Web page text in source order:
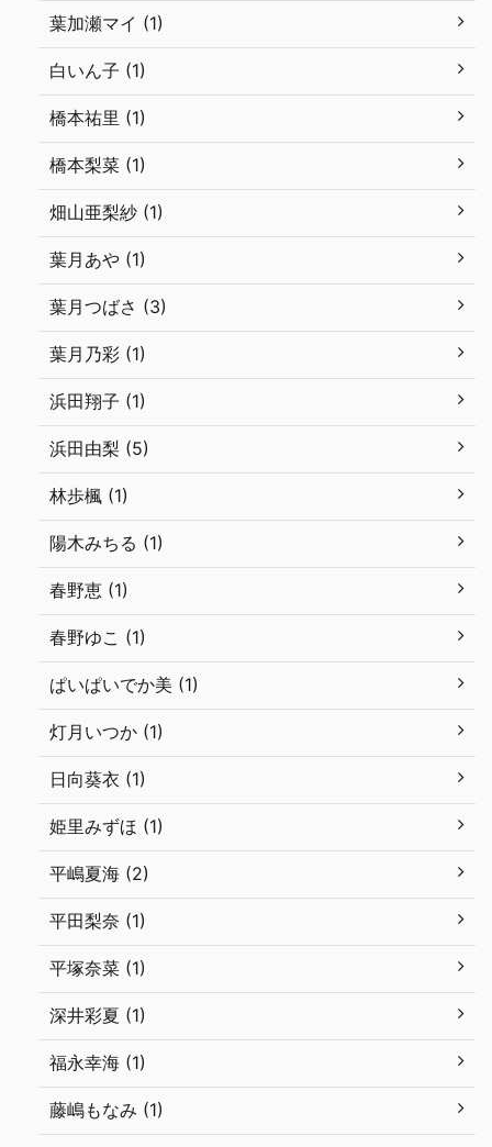
葉加瀬マイ (1)
白いん子 (1)
橋本祐里 (1)
橋本梨菜 (1)
畑山亜梨紗 (1)
葉月あや (1)
葉月つばさ (3)
葉月乃彩 (1)
浜田翔子 (1)
浜田由梨 (5)
林歩楓 (1)
陽木みちる (1)
春野恵 (1)
春野ゆこ (1)
ぱいぱいでか美 (1)
灯月いつか (1)
日向葵衣 (1)
姫里みずほ (1)
平嶋夏海 (2)
平田梨奈 (1)
平塚奈菜 (1)
深井彩夏 (1)
福永幸海 (1)
藤嶋もなみ (1)